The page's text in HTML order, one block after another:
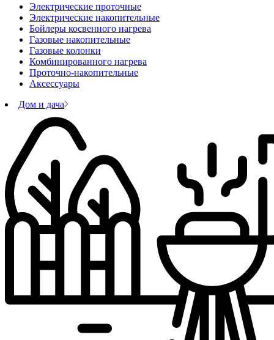
Электрические проточные
Электрические накопительные
Бойлеры косвенного нагрева
Газовые накопительные
Газовые колонки
Комбинированного нагрева
Проточно-накопительные
Аксессуары
Дом и дача